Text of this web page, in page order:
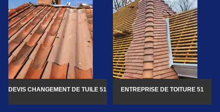
DEVIS CHANGEMENT DE TUILE 51 ENTREPRISE DE TOITURE 51